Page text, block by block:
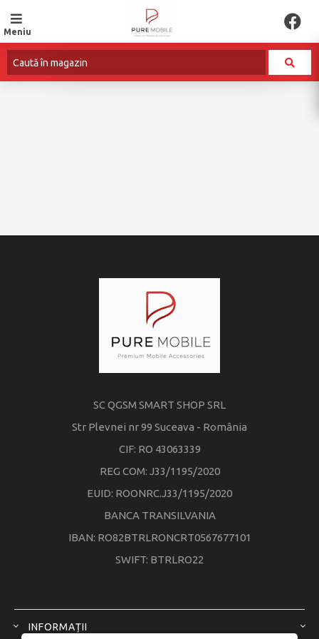
Meniu
ACUMULATORI
SC QGSM SMART SHOP SRL
Str Plevnei nr 99 Suceava - România
CIF: RO 43063339
REG COM: J33/1195/2020
EUID: ROONRC.J33/1195/2020
BANCA TRANSILVANIA
IBAN: RO82BTRLRONCRT0567677101
SWIFT: BTRLRO22
INFORMAȚII